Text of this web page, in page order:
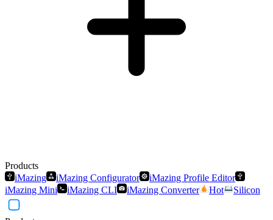
Products
iMazing
iMazing Configurator
iMazing Profile Editor
iMazing Mini
iMazing CLI iMazing Converter Hot Silicon